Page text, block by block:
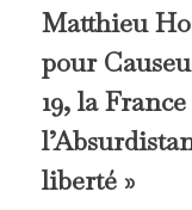
Matthieu
pour
19, la
liberté »